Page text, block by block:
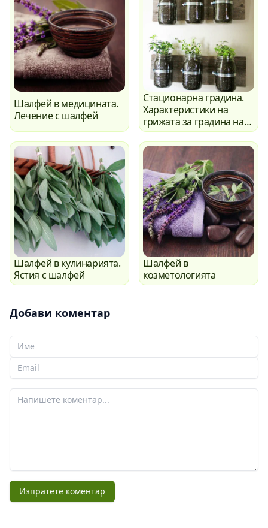
Шалфей в медицината.
Лечение с шалфей
Стационарна градина.
Характеристики на
грижата за градина на
перваза.
Шалфей в кулинарията.
Ястия с шалфей
Шалфей в
козметологията
Добави коментар
Вашето име
Вашият имейл
Вашият коментар
Изпратете коментар